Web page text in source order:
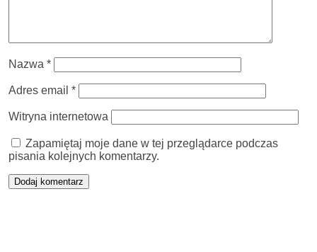
Nazwa *
Adres email *
Witryna internetowa
Zapamiętaj moje dane w tej przeglądarce podczas
pisania kolejnych komentarzy.